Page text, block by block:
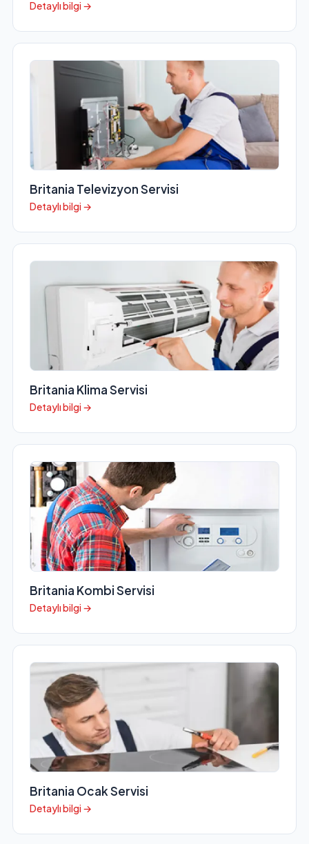
Detaylı bilgi →
Britania Televizyon Servisi
Detaylı bilgi →
Britania Klima Servisi
Detaylı bilgi →
Britania Kombi Servisi
Detaylı bilgi →
Britania Ocak Servisi
Detaylı bilgi →